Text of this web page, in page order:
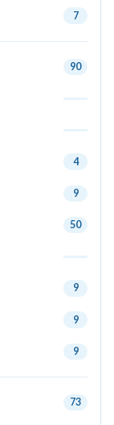
7
90
4
9
50
9
9
9
73